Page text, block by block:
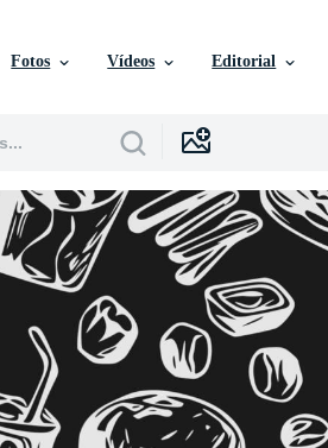
Fotos Vídeos Editorial